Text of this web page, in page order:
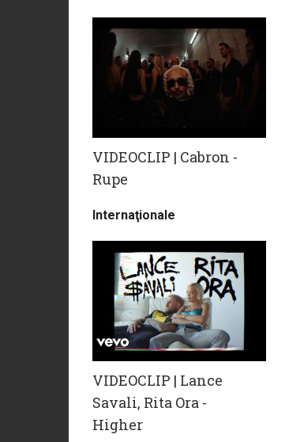
VIDEOCLIP | Cabron -
Rupe
Internaţionale
VIDEOCLIP | Lance
Savali, Rita Ora -
Higher